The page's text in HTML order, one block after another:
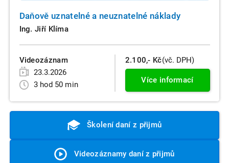
Daňově uznatelné a neuznatelné náklady
Ing. Jiří Klíma
Videozáznam
23.3.2026
3 hod 50 min
2.100,- Kč(vč. DPH)
Více informací
Školení daní z přijmů
Videozáznamy daní z přijmů